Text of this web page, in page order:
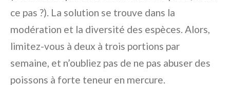
ce pas ?). La solution se trouve dans la
modération et la diversité des espèces. Alors,
limitez-vous à deux à trois portions par
semaine, et n’oubliez pas de ne pas abuser des
poissons à forte teneur en mercure.